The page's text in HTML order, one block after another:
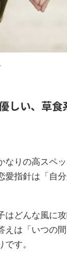
しい、草
なりの高スペ
愛指針は「自
はどんな風に
えは「いつの
す。